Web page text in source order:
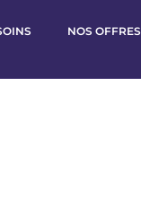
NOS OFFRES